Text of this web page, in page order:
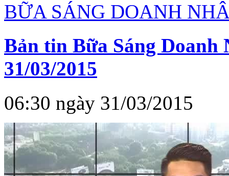
BỮA SÁNG DOANH
Bản tin Bữa Sáng Doanh
31/03/2015
06:30 ngày 31/03/2015